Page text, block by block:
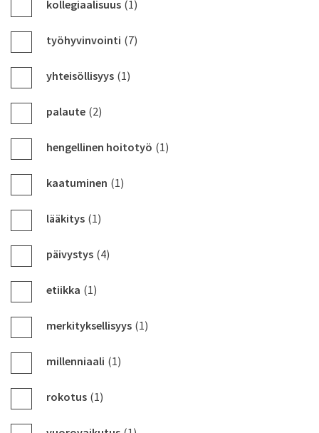
kollegiaalisuus (1)
työhyvinvointi (7)
yhteisöllisyys (1)
palaute (2)
hengellinen hoitotyö (1)
kaatuminen (1)
lääkitys (1)
päivystys (4)
etiikka (1)
merkityksellisyys (1)
millenniaali (1)
rokotus (1)